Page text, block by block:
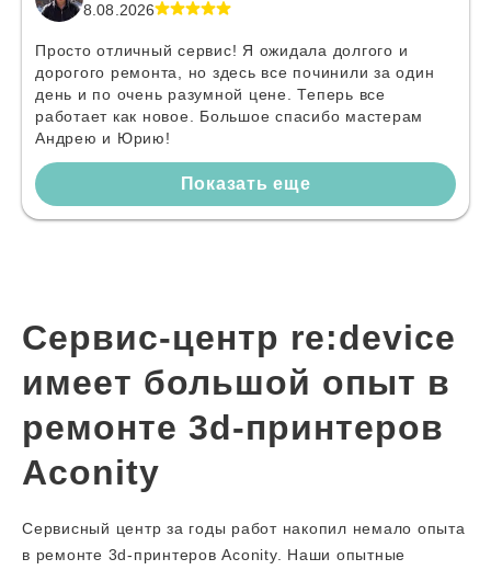
8.08.2026
Просто отличный сервис! Я ожидала долгого и
дорогого ремонта, но здесь все починили за один
день и по очень разумной цене. Теперь все
работает как новое. Большое спасибо мастерам
Андрею и Юрию!
Показать еще
Сервис-центр re:device
имеет большой опыт в
ремонте 3d-принтеров
Aconity
Сервисный центр за годы работ накопил немало опыта
в ремонте 3d-принтеров Aconity. Наши опытные